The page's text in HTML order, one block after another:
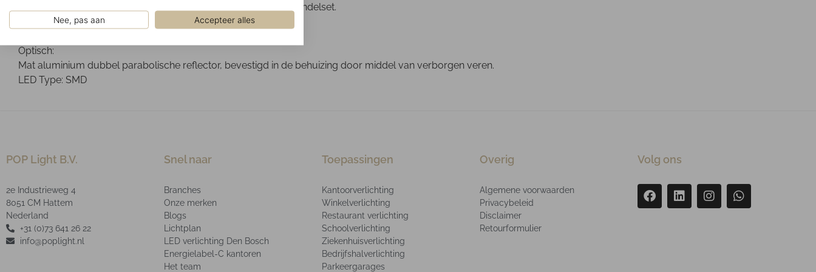
Nee, pas aan Accepteer alles
Gemonteerd tegen het plafond. Optioneel leverbaar met een pendelset.
Ontwerp:
Optisch:
Mat aluminium dubbel parabolische reflector, bevestigd in de behuizing door middel van verborgen veren.
LED Type: SMD
POP Light B.V.
2e Industrieweg 4
8051 CM Hattem
Nederland
+31 (0)73 641 26 22
info@poplight.nl
Snel naar
Branches
Onze merken
Blogs
Lichtplan
LED verlichting Den Bosch
Energielabel-C kantoren
Het team
Toepassingen
Kantoorverlichting
Winkelverlichting
Restaurant verlichting
Schoolverlichting
Ziekenhuisverlichting
Bedrijfshalverlichting
Parkeergarages
Overig
Algemene voorwaarden
Privacybeleid
Disclaimer
Retourformulier
Volg ons